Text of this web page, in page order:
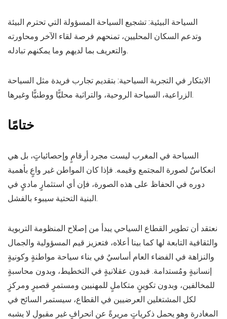
السياحة البيئية: تشجيع السياحة المسؤولة التي تحترم البيئة
وتدعم السكان المحليين، تمنحهم فرصة لقاء الآخر ومحاورته
والتعريف بما لديهم وما يمكنهم تبادله.
الابتكار في التجربة السياحية: بتقديم تجارب فريدة مثل السياحة
الزراعية، السياحة الروحية، والتراثية محليًّا ووطنيًّا وغيرها.
ختامًا
السياحة في المغرب ليست مجرد أرقامٍ وإحصائياتٍ، بل هي
انعكاسٌ لصورة المجتمع وقيمه. فإذا كان المواطن غير واعٍ بأهمية
دوره في الحفاظ على هذه الصورة، فإن أي استثمارٍ ماديٍ في
البنية التحتية سيبوء بالفشل.
نعتقد أن تطوير القطاع السياحي يبدأ من إصلاح المنظومة التربوية
والثقافية التابعة لها كما بينا أعلاه، فتعزيز قيم المسؤولية والجمال
والنزاهة في الفضاء العام أساسيٌ في بناء سياحة مواطنةٍ وكونيةٍ
إنسانيةٍ ومُستدامة. فبدون عقلانيةٍ في التخطيط، وبدون محاسبةٍ
للمخالفين، وبدون تكوينٍ متكاملٍ للمهنيين ومستمرٍ قصيرٍ ومركزٍ
لكل المشتغلين العرضيين في القطاع، سيستمر السائح في
المغادرة وهو يحمل ذكرياتٍ مريرةً عن انحرافٍ غير مقبولٍ لا يشبه